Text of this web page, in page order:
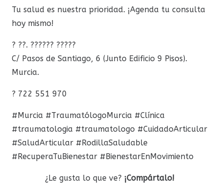
Tu salud es nuestra prioridad. ¡Agenda tu consulta
hoy mismo!
? ??. ?????? ?????
C/ Pasos de Santiago, 6 (Junto Edificio 9 Pisos).
Murcia.
? 722 551 970
#Murcia #TraumatólogoMurcia #Clínica
#traumatologia #traumatologo #CuidadoArticular
#SaludArticular #RodillaSaludable
#RecuperaTuBienestar #BienestarEnMovimiento
¿Le gusta lo que ve? ¡Compártalo!